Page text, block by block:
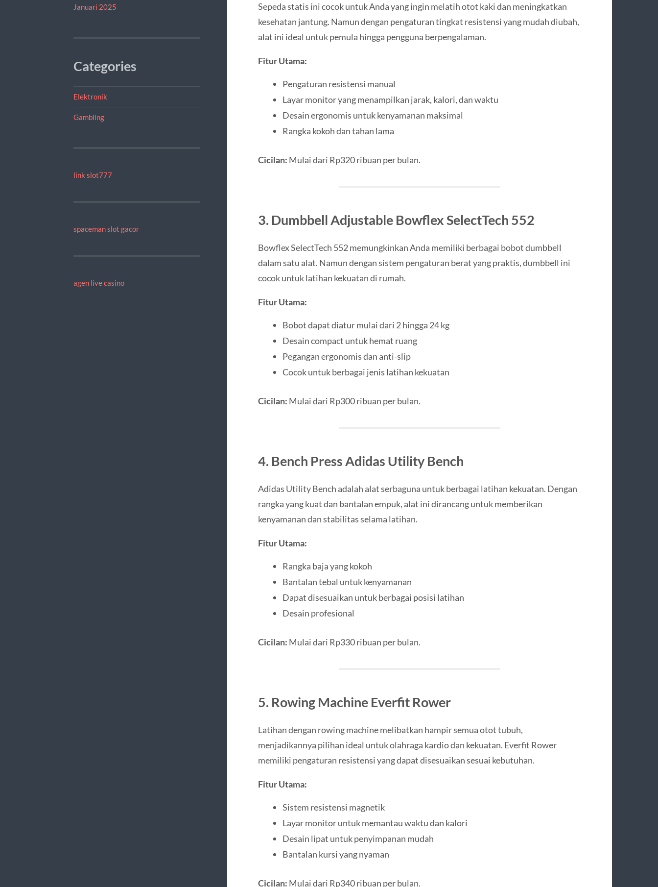
Januari 2025
Categories
Elektronik
Gambling
link slot777
spaceman slot gacor
agen live casino
Sepeda statis ini cocok untuk Anda yang ingin melatih otot kaki dan meningkatkan
kesehatan jantung. Namun dengan pengaturan tingkat resistensi yang mudah diubah,
alat ini ideal untuk pemula hingga pengguna berpengalaman.
Fitur Utama:
Pengaturan resistensi manual
Layar monitor yang menampilkan jarak, kalori, dan waktu
Desain ergonomis untuk kenyamanan maksimal
Rangka kokoh dan tahan lama
Cicilan: Mulai dari Rp320 ribuan per bulan.
3. Dumbbell Adjustable Bowflex SelectTech 552
Bowflex SelectTech 552 memungkinkan Anda memiliki berbagai bobot dumbbell
dalam satu alat. Namun dengan sistem pengaturan berat yang praktis, dumbbell ini
cocok untuk latihan kekuatan di rumah.
Fitur Utama:
Bobot dapat diatur mulai dari 2 hingga 24 kg
Desain compact untuk hemat ruang
Pegangan ergonomis dan anti-slip
Cocok untuk berbagai jenis latihan kekuatan
Cicilan: Mulai dari Rp300 ribuan per bulan.
4. Bench Press Adidas Utility Bench
Adidas Utility Bench adalah alat serbaguna untuk berbagai latihan kekuatan. Dengan
rangka yang kuat dan bantalan empuk, alat ini dirancang untuk memberikan
kenyamanan dan stabilitas selama latihan.
Fitur Utama:
Rangka baja yang kokoh
Bantalan tebal untuk kenyamanan
Dapat disesuaikan untuk berbagai posisi latihan
Desain profesional
Cicilan: Mulai dari Rp330 ribuan per bulan.
5. Rowing Machine Everfit Rower
Latihan dengan rowing machine melibatkan hampir semua otot tubuh,
menjadikannya pilihan ideal untuk olahraga kardio dan kekuatan. Everfit Rower
memiliki pengaturan resistensi yang dapat disesuaikan sesuai kebutuhan.
Fitur Utama:
Sistem resistensi magnetik
Layar monitor untuk memantau waktu dan kalori
Desain lipat untuk penyimpanan mudah
Bantalan kursi yang nyaman
Cicilan: Mulai dari Rp340 ribuan per bulan.